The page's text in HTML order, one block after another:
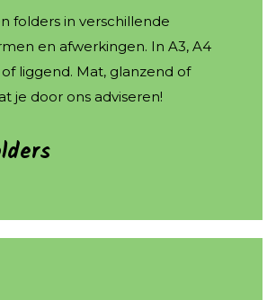
folders in verschillende
en afwerkingen. In A3, A4
of liggend. Mat, glanzend of
je door ons adviseren!